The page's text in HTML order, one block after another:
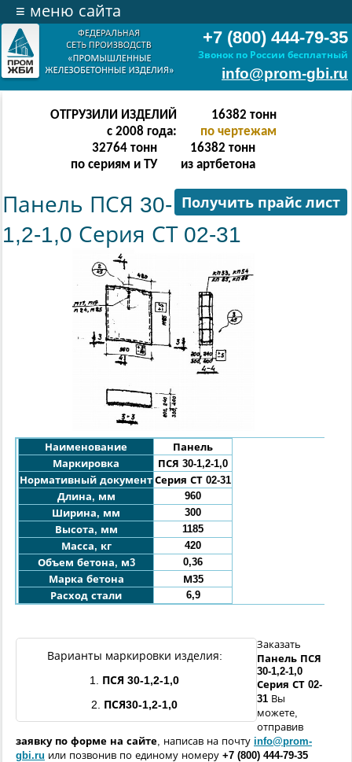
+7 (800) 444-79-35
Звонок по России бесплатный
info@prom-gbi.ru
≡ меню сайта
ОТГРУЗИЛИ ИЗДЕЛИЙ
с 2008 года:
32766 тонн
по чертежам
65532 тонн
по сериям и ТУ
32766 тонн
из артбетона
Получить прайс лист
Панель ПСЯ 30-
1,2-1,0 Серия СТ 02-31
Наименование
Панель
Маркировка
ПСЯ 30-1,2-1,0
Нормативный документ Серия СТ 02-31
Длина, мм
960
Ширина, мм
300
Высота, мм
1185
Масса, кг
420
Объем бетона, м3
0,36
Марка бетона
М35
Расход стали
6,9
Варианты маркировки изделия:
1. ПСЯ 30-1,2-1,0
2.
ПСЯ30-1,2-1,0
Заказать
Панель ПСЯ
30-1,2-1,0
Серия СТ 02-
31 Вы
можете,
отправив
заявку по форме на сайте, написав на почту info@prom-
gbi.ru или позвонив по единому номеру +7 (800) 444-79-35